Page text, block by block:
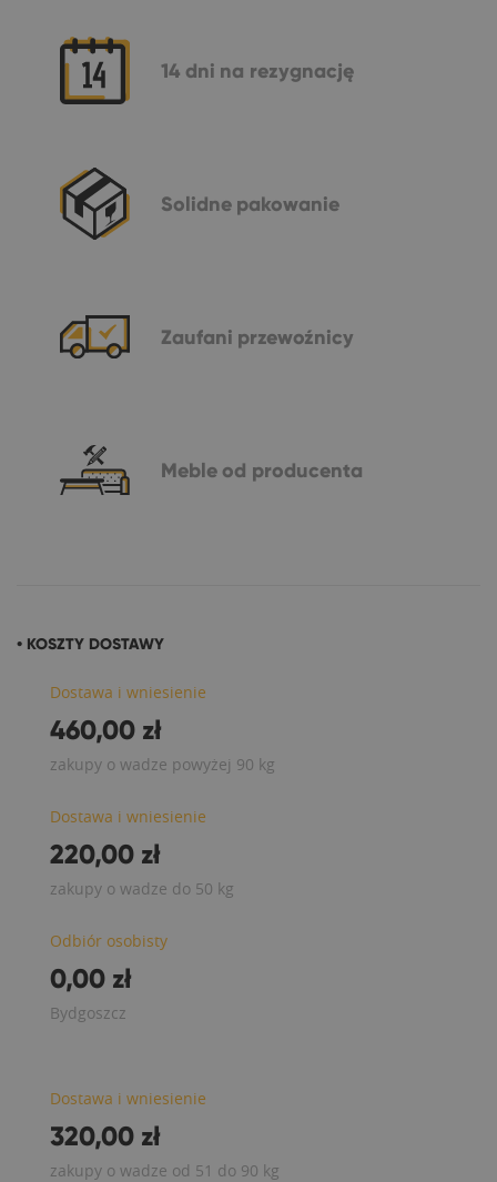
14 dni na rezygnację
Solidne pakowanie
Zaufani przewoźnicy
Meble od producenta
• KOSZTY DOSTAWY
Dostawa i wniesienie
460,00 zł
zakupy o wadze powyżej 90 kg
Dostawa i wniesienie
220,00 zł
zakupy o wadze do 50 kg
Odbiór osobisty
0,00 zł
Bydgoszcz
Dostawa i wniesienie
320,00 zł
zakupy o wadze od 51 do 90 kg